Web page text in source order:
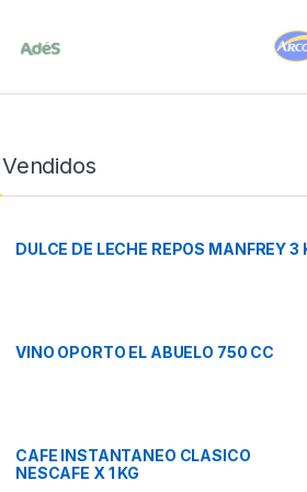
DULCE DE LECHE REPOS MANFREY 3
VINO OPORTO EL ABUELO 750 CC
CAFE INSTANTANEO CLASICO
NESCAFE X 1 KG